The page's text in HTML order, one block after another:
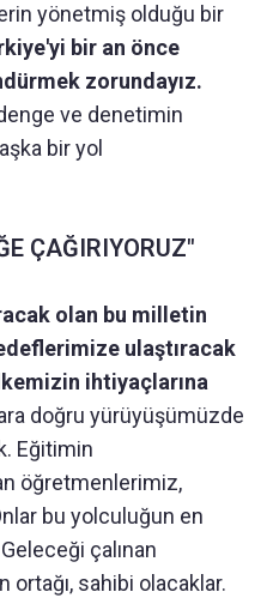
yönetmiş olduğu bir
bir an önce
zorundayız.
ve denetimin
bir yol
ÇAĞIRIYORUZ"
olan bu milletin
ulaştıracak
ihtiyaçlarına
doğru yürüyüşümüzde
Eğitimin
öğretmenlerimiz,
bu yolculuğun en
çalınan
ortağı, sahibi olacaklar.